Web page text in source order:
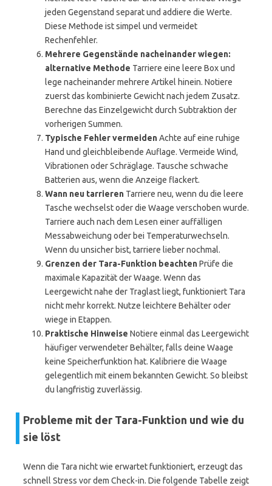
jeden Gegenstand separat und addiere die Werte.
Diese Methode ist simpel und vermeidet
Rechenfehler.
Mehrere Gegenstände nacheinander wiegen:
alternative Methode Tarriere eine leere Box und
lege nacheinander mehrere Artikel hinein. Notiere
zuerst das kombinierte Gewicht nach jedem Zusatz.
Berechne das Einzelgewicht durch Subtraktion der
vorherigen Summen.
Typische Fehler vermeidenAchte auf eine ruhige
Hand und gleichbleibende Auflage. Vermeide Wind,
Vibrationen oder Schräglage. Tausche schwache
Batterien aus, wenn die Anzeige flackert.
Wann neu tarrieren Tarriere neu, wenn du die leere
Tasche wechselst oder die Waage verschoben wurde.
Tarriere auch nach dem Lesen einer auffälligen
Messabweichung oder bei Temperaturwechseln.
Wenn du unsicher bist, tarriere lieber nochmal.
Grenzen der Tara-Funktion beachtenPrüfe die
maximale Kapazität der Waage. Wenn das
Leergewicht nahe der Traglast liegt, funktioniert Tara
nicht mehr korrekt. Nutze leichtere Behälter oder
wiege in Etappen.
Praktische Hinweise Notiere einmal das Leergewicht
häufiger verwendeter Behälter, falls deine Waage
keine Speicherfunktion hat. Kalibriere die Waage
gelegentlich mit einem bekannten Gewicht. So bleibst
du langfristig zuverlässig.
Probleme mit der Tara-Funktion und wie du
sie löst
Wenn die Tara nicht wie erwartet funktioniert, erzeugt das
schnell Stress vor dem Check-in. Die folgende Tabelle zeigt